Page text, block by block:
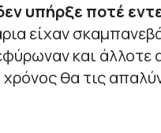
υπήρξε ποτέ
είχαν
και άλλοτε
θα τις